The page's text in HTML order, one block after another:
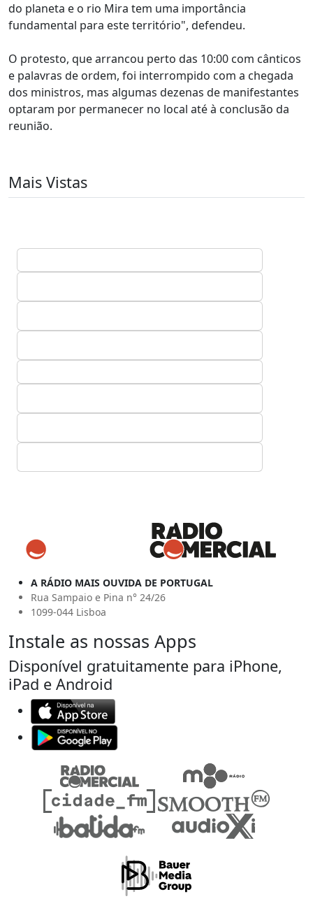
do planeta e o rio Mira tem uma importância
fundamental para este território", defendeu.
O protesto, que arrancou perto das 10:00 com cânticos
e palavras de ordem, foi interrompido com a chegada
dos ministros, mas algumas dezenas de manifestantes
optaram por permanecer no local até à conclusão da
reunião.
Mais Vistas
A RÁDIO MAIS OUVIDA DE PORTUGAL
Rua Sampaio e Pina n° 24/26
1099-044 Lisboa
Instale as nossas Apps
Disponível gratuitamente para iPhone,
iPad e Android